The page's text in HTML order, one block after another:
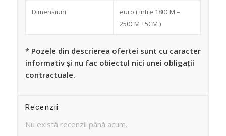
Dimensiuni
euro ( intre 180CM –
250CM ±5CM )
* Pozele din descrierea ofertei sunt cu caracter
informativ și nu fac obiectul nici unei obligații
contractuale.
Recenzii
Nu există recenzii până acum.